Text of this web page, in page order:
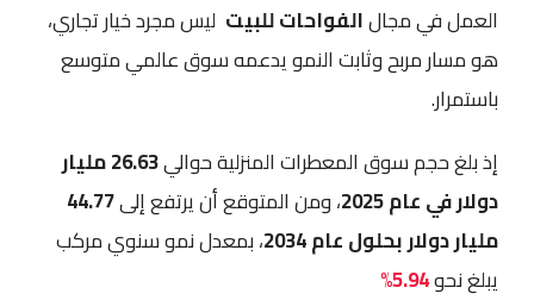
العمل في مجالالفواحات للبيت ليس مجرد خيار تجاري،
هو مسار مربح وثابت النمو يدعمه سوق عالمي متوسع
باستمرار.
إذ بلغ حجم سوق المعطرات المنزلية حوالي
26.63 مليار
دولار في عام 2025
، ومن المتوقع أن يرتفع إلى44.77
مليار دولار بحلول عام 2034
، بمعدل نمو سنوي مركب
يبلغ نحو5.94%